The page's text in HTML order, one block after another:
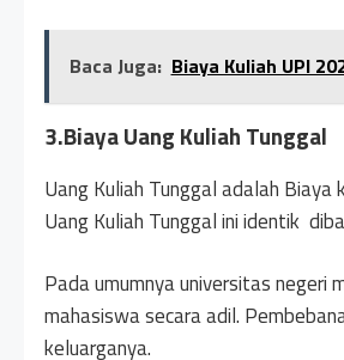
Baca Juga: Biaya Kuliah UPI
3.Biaya Uang Kuliah Tunggal
Uang Kuliah Tunggal adalah
Uang Kuliah Tunggal ini identik
Pada umumnya universitas negeri
mahasiswa secara adil.
keluarganya.